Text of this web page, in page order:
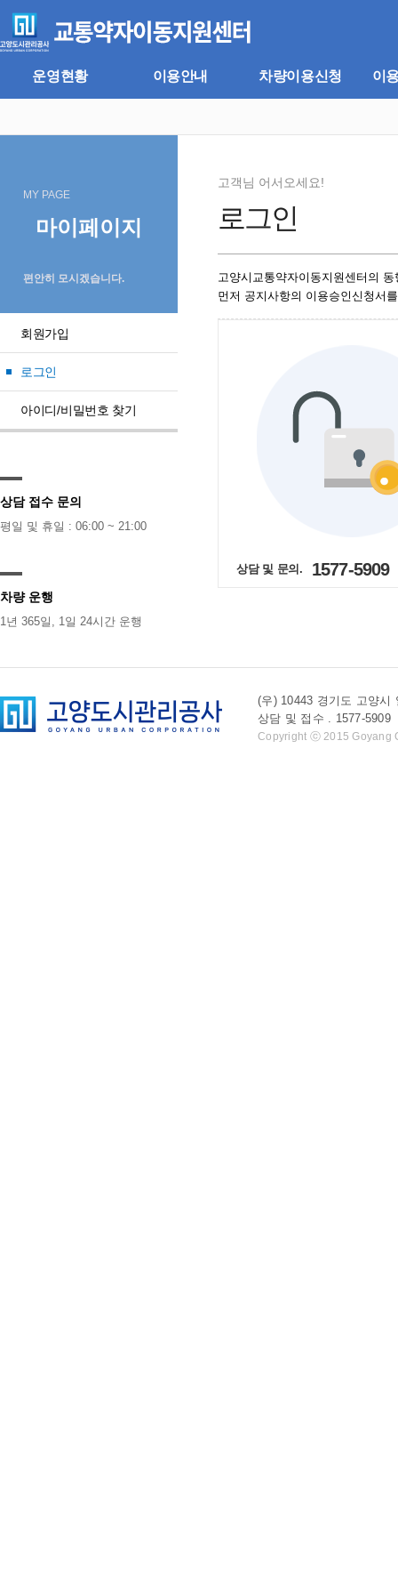
뉴
바
기
바
로
운영현황 이용안내 차량이용신청 이
마이페이지
MY PAGE
편안히 모시겠습니다.
회원가입
로그인
아이디/비밀번호 찾기
상담 접수 문의
평일 및 휴일 : 06:00 ~ 21:00
차량 운행
1년 365일, 1일 24시간 운행
로그인
고객님 어서오세요!
고양시교통약자이동지원센터의
먼저 공지사항의 이용승인신청서
상담 및 문의. 1577-5909
(우) 10443 경기도 고양시
상담 및 접수 . 1577-
Copyright ⓒ 2015 Goyang